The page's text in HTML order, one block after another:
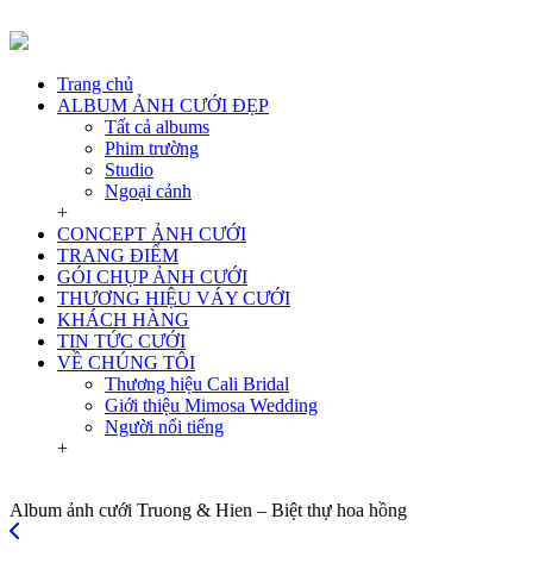
Trang chủ
ALBUM ẢNH CƯỚI ĐẸP
Tất cả albums
Phim trường
Studio
Ngoại cảnh
+
CONCEPT ẢNH CƯỚI
TRANG ĐIỂM
GÓI CHỤP ẢNH CƯỚI
THƯƠNG HIỆU VÁY CƯỚI
KHÁCH HÀNG
TIN TỨC CƯỚI
VỀ CHÚNG TÔI
Thương hiệu Cali Bridal
Giới thiệu Mimosa Wedding
Người nổi tiếng
+
Album ảnh cưới Truong & Hien – Biệt thự hoa hồng